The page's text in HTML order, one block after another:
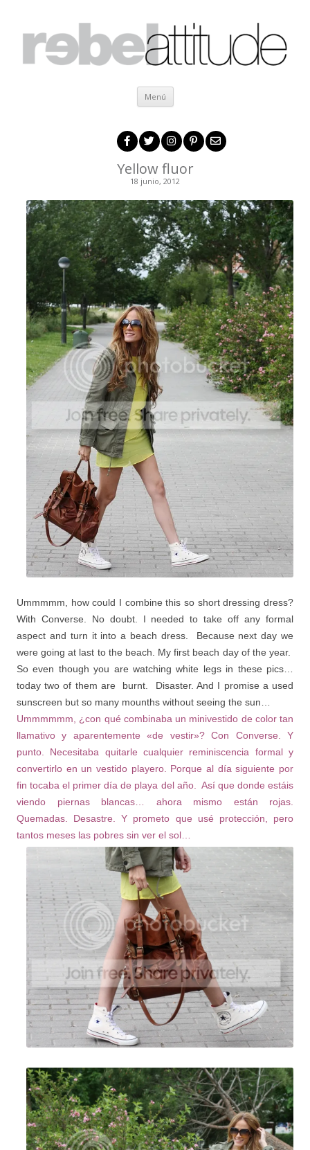
Menú Ir al contenido
Yellow fluor
18 junio, 2012
Ummmmm, how could I combine this so short dressing dress?
With Converse. No doubt. I needed to take off any formal
aspect and turn it into a beach dress. Because next day we
were going at last to the beach. My first beach day of the year.
So even though you are watching white legs in these pics…
today two of them are burnt. Disaster. And I promise a used
sunscreen but so many mounths without seeing the sun…
Ummmmmm, ¿con qué combinaba un minivestido de color tan
llamativo y aparentemente «de vestir»? Con Converse. Y
punto. Necesitaba quitarle cualquier reminiscencia formal y
convertirlo en un vestido playero. Porque al día siguiente por
fin tocaba el primer día de playa del año. Así que donde estáis
viendo piernas blancas… ahora mismo están rojas.
Quemadas. Desastre. Y prometo que usé protección, pero
tantos meses las pobres sin ver el sol…